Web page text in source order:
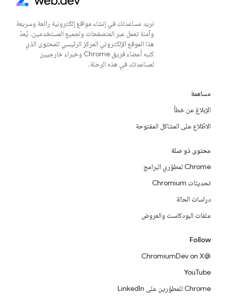
نريد مساعدتك في إنشاء مواقع إلكترونية رائعة وسريعة
وآمنة تعمل عبر المتصفحات ولجميع المستخدمين. يُعدّ
هذا الموقع الإلكتروني المركز الرئيسي للمحتوى الذي
كتبه أعضاء فريق Chrome وخبراء خارجيين
لمساعدتك في هذه الرحلة.
مساهمة
الإبلاغ عن خطأ
الاطّلاع على المشاكل المفتوحة
محتوى ذو صلة
Chrome لمطوّري البرامج
تحديثات Chromium
دراسات الحالة
ملفات البودكاست والعروض
Follow
@ChromiumDev on X
YouTube
Chrome للمطوّرين على LinkedIn